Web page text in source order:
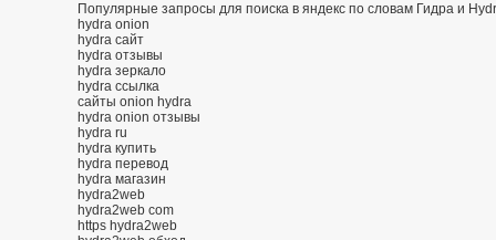
Популярные запросы для поиска в яндекс по словам Гидра и
hydra onion
hydra сайт
hydra отзывы
hydra зеркало
hydra ссылка
сайты onion hydra
hydra onion отзывы
hydra ru
hydra купить
hydra перевод
hydra магазин
hydra2web
hydra2web com
https hydra2web